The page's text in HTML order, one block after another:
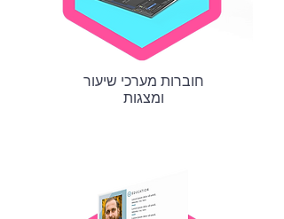
חוברות מערכי שיעור
ומצגות